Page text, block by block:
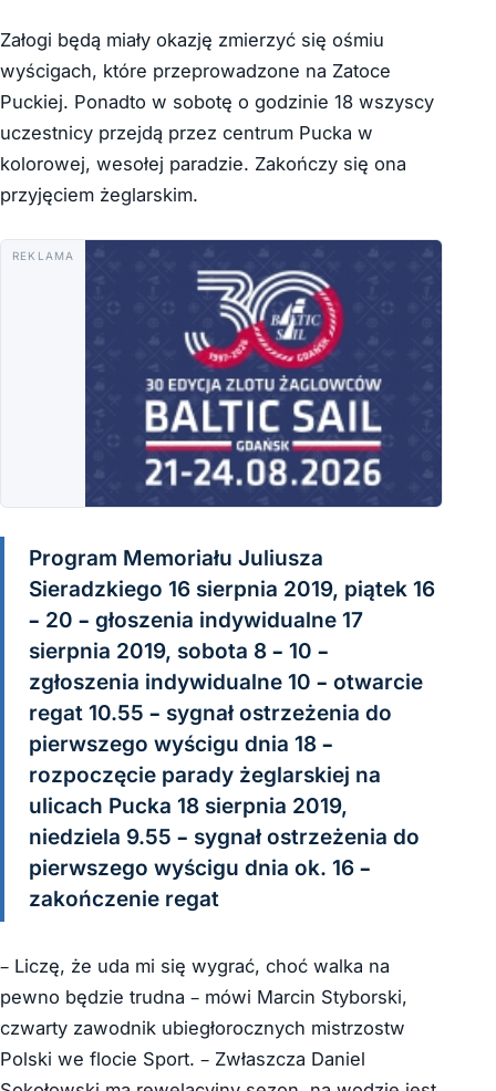
Załogi będą miały okazję zmierzyć się ośmiu
wyścigach, które przeprowadzone na Zatoce
Puckiej. Ponadto w sobotę o godzinie 18 wszyscy
uczestnicy przejdą przez centrum Pucka w
kolorowej, wesołej paradzie. Zakończy się ona
przyjęciem żeglarskim.
REKLAMA
Program Memoriału Juliusza
Sieradzkiego 16 sierpnia 2019, piątek 16
– 20 – głoszenia indywidualne 17
sierpnia 2019, sobota 8 – 10 –
zgłoszenia indywidualne 10 – otwarcie
regat 10.55 – sygnał ostrzeżenia do
pierwszego wyścigu dnia 18 –
rozpoczęcie parady żeglarskiej na
ulicach Pucka 18 sierpnia 2019,
niedziela 9.55 – sygnał ostrzeżenia do
pierwszego wyścigu dnia ok. 16 –
zakończenie regat
– Liczę, że uda mi się wygrać, choć walka na
pewno będzie trudna – mówi Marcin Styborski,
czwarty zawodnik ubiegłorocznych mistrzostw
Polski we flocie Sport. – Zwłaszcza Daniel